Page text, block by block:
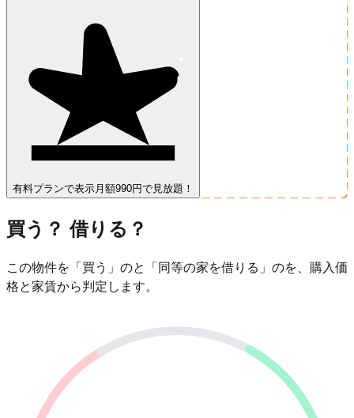
有料プランで表示 月額990円で見放題！
買う？ 借りる？
この物件を「買う」のと「同等の家を借りる」のを、購入価
格と家賃から判定します。